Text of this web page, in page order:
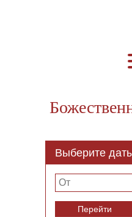
Выберите
Перейти